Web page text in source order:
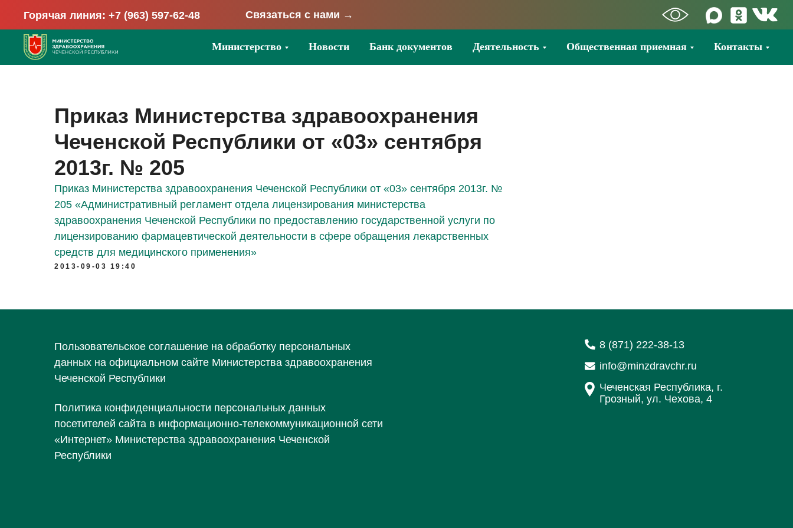
Горячая линия: +7 (963) 597-62-48 Связаться с нами →
Министерство Новости Банк документов Деятельность Общественная приемная Контакты
Приказ Министерства здравоохранения
Чеченской Республики от «03» сентября
2013г. № 205
Приказ Министерства здравоохранения Чеченской Республики от «03» сентября 2013г. №
205 «Административный регламент отдела лицензирования министерства
здравоохранения Чеченской Республики по предоставлению государственной услуги по
лицензированию фармацевтической деятельности в сфере обращения лекарственных
средств для медицинского применения»
2013-09-03 19:40
Пользовательское соглашение на обработку персональных
данных на официальном сайте Министерства здравоохранения
Чеченской Республики
8 (871) 222-38-13
info@minzdravchr.ru
Чеченская Республика, г.
Грозный, ул. Чехова, 4
Политика конфиденциальности персональных данных
посетителей сайта в информационно-телекоммуникационной сети
«Интернет» Министерства здравоохранения Чеченской
Республики